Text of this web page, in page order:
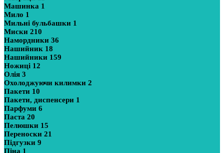
Машинка 1
Мило 1
Мильні бульбашки 1
Миски 210
Намордники 36
Нашийник 18
Нашийники 159
Ножиці 12
Олія 3
Охолоджуючи килимки 2
Пакети 10
Пакети, диспенсери 1
Парфуми 6
Паста 20
Пелюшки 15
Переноски 21
Підгузки 9
Піна 1